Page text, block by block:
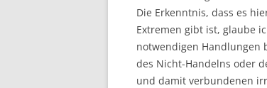
Die Erkenntnis, dass es
Extremen gibt ist, glaube
notwendigen Handlungen
des Nicht-Handelns oder
und damit verbundenen